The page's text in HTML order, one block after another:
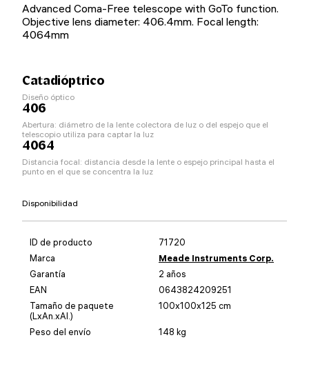
Advanced Coma-Free telescope with GoTo function.
Objective lens diameter: 406.4mm. Focal length:
4064mm
Catadióptrico
Diseño óptico
406
Abertura: diámetro de la lente colectora de luz o del espejo que el
telescopio utiliza para captar la luz
4064
Distancia focal: distancia desde la lente o espejo principal hasta el
punto en el que se concentra la luz
Disponibilidad
ID de producto
71720
Marca
Meade Instruments Corp.
Garantía
2 años
EAN
0643824209251
Tamaño de paquete
(LxAn.xAl.)
100x100x125 cm
Peso del envío 148 kg